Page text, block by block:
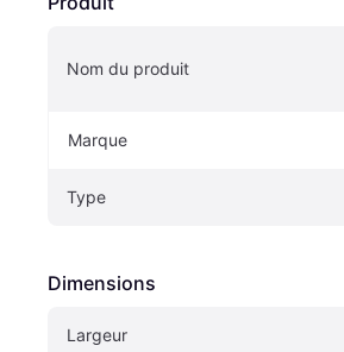
Nom du produit
Marque
Type
Dimensions
Largeur